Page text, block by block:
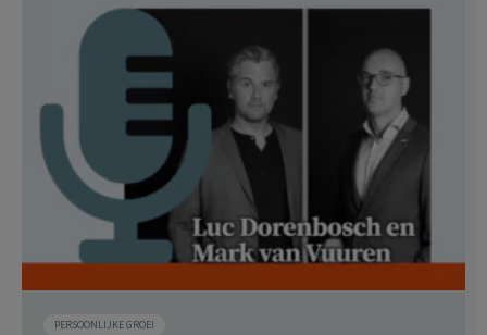
PERSOONLIJKE GROEI